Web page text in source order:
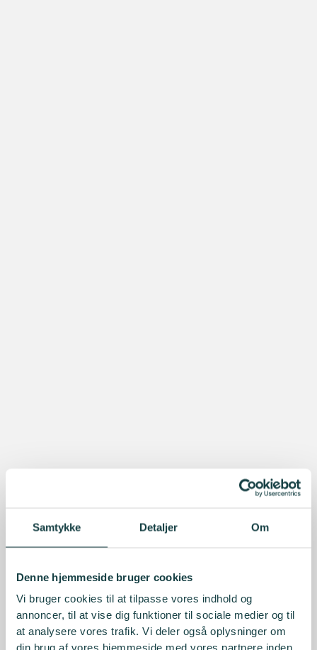
Samtykke Detaljer Om
Denne hjemmeside bruger cookies
Vi bruger cookies til at tilpasse vores indhold og
annoncer, til at vise dig funktioner til sociale medier og til
at analysere vores trafik. Vi deler også oplysninger om